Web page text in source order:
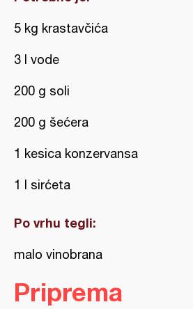
5 kg krastavčića
3 l vode
200 g soli
200 g šećera
1 kesica konzervansa
1 l sirćeta
Po vrhu tegli:
malo vinobrana
Priprema